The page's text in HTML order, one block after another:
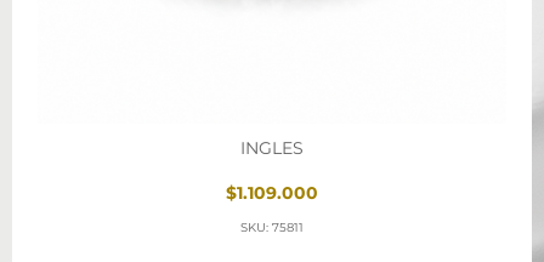
INGLES
$1.109.000
SKU: 75811